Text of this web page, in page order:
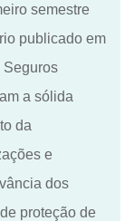
semestre
publicado em
Seguros
a sólida
da
e
dos
proteção de